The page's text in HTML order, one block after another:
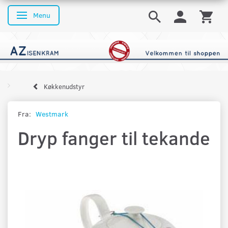
Skifte navigation
Menu
Køkkenudstyr
Fra: Westmark
Dryp fanger til tekande